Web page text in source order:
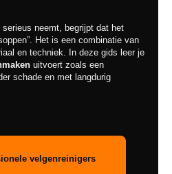
serieus neemt, begrijpt dat het
Het is een combinatie van
en techniek. In deze gids leer je
uitvoert zoals een
schade en met langdurig
velgenreinigers